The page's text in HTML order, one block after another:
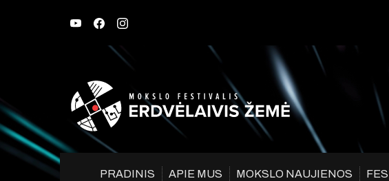
PRADINIS APIE MUS MOKSLO NAUJIENOS